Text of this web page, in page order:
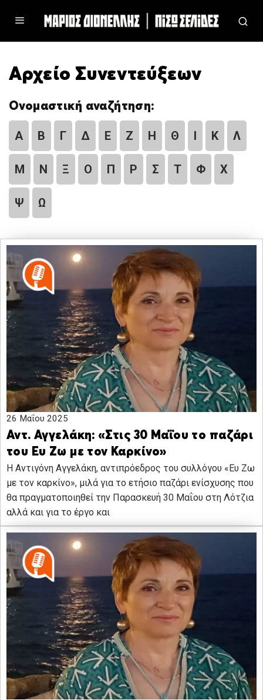
Αρχείο Συνεντεύξεων
Ονομαστική αναζήτηση:
Α Β Γ Δ Ε Ζ Η Θ Ι Κ Λ
Μ Ν Ξ Ο Π Ρ Σ Τ Φ Χ
Ψ Ω
26 Μαΐου 2025
Αντ. Αγγελάκη: «Στις 30 Μαΐου το παζάρι
του Ευ Ζω με τον Καρκίνο»
Η Αντιγόνη Αγγελάκη, αντιπρόεδρος του συλλόγου «Ευ Ζω
με τον καρκίνο», μιλά για το ετήσιο παζάρι ενίσχυσης που
θα πραγματοποιηθεί την Παρασκευή 30 Μαΐου στη Λότζια
αλλά και για το έργο και